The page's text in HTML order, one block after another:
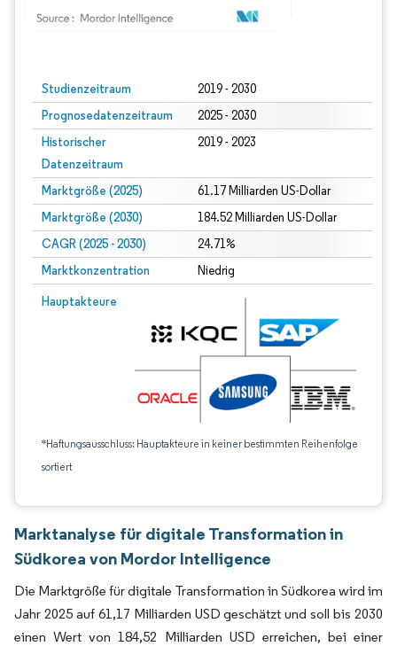
Studienzeitraum 2019 - 2030
Prognosedatenzeitraum 2025 - 2030
Historischer
Datenzeitraum
2019 - 2023
Marktgröße (2025) 61.17 Milliarden US-Dollar
Marktgröße (2030) 184.52 Milliarden US-Dollar
CAGR (2025 - 2030) 24.71%
Marktkonzentration Niedrig
Hauptakteure
*Haftungsausschluss: Hauptakteure in keiner bestimmten Reihenfolge
sortiert
Marktanalyse für digitale Transformation in
Südkorea von Mordor Intelligence
Die Marktgröße für digitale Transformation in Südkorea wird im
Jahr 2025 auf 61,17 Milliarden USD geschätzt und soll bis 2030
einen Wert von 184,52 Milliarden USD erreichen, bei einer